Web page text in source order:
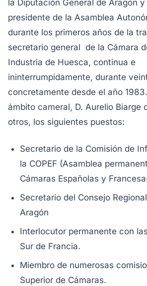
la Diputación General de Aragón
presidente de la Asamblea
durante los primeros años de la
secretario general de la Cámara
Industria de Huesca, continua e
ininterrumpidamente, durante
concretamente desde el año
ámbito cameral, D. Aurelio Biarge
otros, los siguientes puestos:
Secretario de la Comisión de
la COPEF (Asamblea
Cámaras Españolas y
Secretario del Consejo
Aragón
Interlocutor permanente con
Sur de Francia.
Miembro de numerosas
Superior de Cámaras.